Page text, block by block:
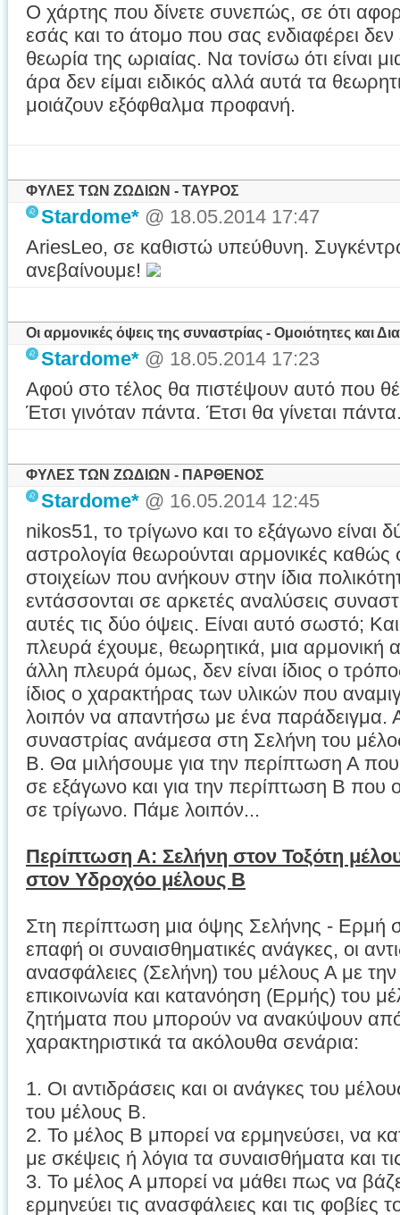
Ο χάρτης που δίνετε συνεπώς, σε ότι
εσάς και το άτομο που σας ενδιαφέρει
θεωρία της ωριαίας. Να τονίσω ότι είναι
άρα δεν είμαι ειδικός αλλά αυτά τα
μοιάζουν εξόφθαλμα προφανή.
ΦΥΛΕΣ ΤΩΝ ΖΩΔΙΩΝ - ΤΑΥΡΟΣ
Stardome* @ 18.05.2014 17:47
AriesLeo, σε καθιστώ υπεύθυνη.
ανεβαίνουμε!
Οι αρμονικές όψεις της συναστρίας - Ομοιότητες και
Stardome* @ 18.05.2014 17:23
Αφού στο τέλος θα πιστέψουν αυτό που
Έτσι γινόταν πάντα. Έτσι θα γίνεται
ΦΥΛΕΣ ΤΩΝ ΖΩΔΙΩΝ - ΠΑΡΘΕΝΟΣ
Stardome* @ 16.05.2014 12:45
nikos51, το τρίγωνο και το εξάγωνο είναι
αστρολογία θεωρούνται αρμονικές καθώς
στοιχείων που ανήκουν στην ίδια
εντάσσονται σε αρκετές αναλύσεις
αυτές τις δύο όψεις. Είναι αυτό σωστό;
πλευρά έχουμε, θεωρητικά, μια αρμονική
άλλη πλευρά όμως, δεν είναι ίδιος ο
ίδιος ο χαρακτήρας των υλικών που
λοιπόν να απαντήσω με ένα παράδειγμα.
συναστρίας ανάμεσα στη Σελήνη του
Β. Θα μιλήσουμε για την περίπτωση Α που
σε εξάγωνο και για την περίπτωση Β που
σε τρίγωνο. Πάμε λοιπόν...
Περίπτωση Α: Σελήνη στον Τοξότη
στον Υδροχόο μέλους Β
Στη περίπτωση μια όψης Σελήνης - Ερμή
επαφή οι συναισθηματικές ανάγκες, οι
ανασφάλειες (Σελήνη) του μέλους Α με
επικοινωνία και κατανόηση (Ερμής) του
ζητήματα που μπορούν να ανακύψουν από
χαρακτηριστικά τα ακόλουθα σενάρια:
1. Οι αντιδράσεις και οι ανάγκες του
του μέλους Β.
2. Το μέλος Β μπορεί να ερμηνεύσει, να
με σκέψεις ή λόγια τα συναισθήματα και
3. Το μέλος Α μπορεί να μάθει πως να
ερμηνεύει τις ανασφάλειες και τις φοβίες